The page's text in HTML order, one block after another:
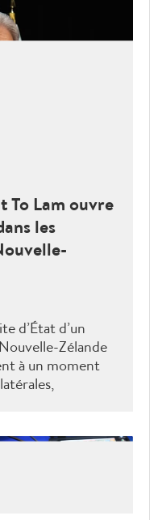
To Lam ouvre
les
d’État d’un
Zélande
à un moment
de la